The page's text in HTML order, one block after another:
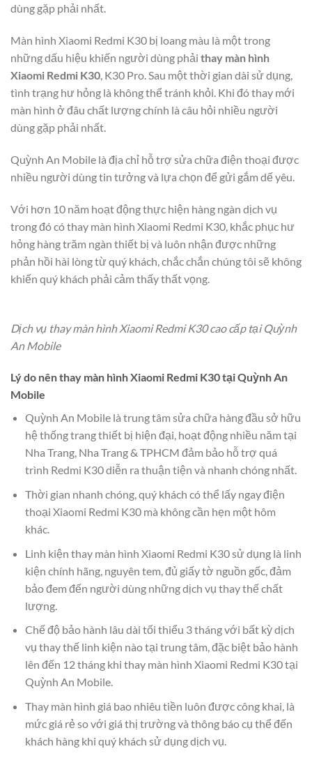
dùng gặp phải nhất.
Màn hình Xiaomi Redmi K30 bị loang màu là một trong
những dấu hiệu khiến người dùng phải thay màn hình
Xiaomi Redmi K30, K30 Pro. Sau một thời gian dài sử dụng,
tình trạng hư hỏng là không thể tránh khỏi. Khi đó thay mới
màn hình ở đâu chất lượng chính là câu hỏi nhiều người
dùng gặp phải nhất.
Quỳnh An Mobile là địa chỉ hỗ trợ sửa chữa điện thoại được
nhiều người dùng tin tưởng và lựa chọn để gửi gắm dế yêu.
Với hơn 10 năm hoạt động thực hiện hàng ngàn dịch vụ
trong đó có thay màn hình Xiaomi Redmi K30, khắc phục hư
hỏng hàng trăm ngàn thiết bị và luôn nhận được những
phản hồi hài lòng từ quý khách, chắc chắn chúng tôi sẽ không
khiến quý khách phải cảm thấy thất vọng.
Dịch vụ thay màn hình Xiaomi Redmi K30 cao cấp tại Quỳnh
An Mobile
Lý do nên thay màn hình Xiaomi Redmi K30 tại Quỳnh An
Mobile
Quỳnh An Mobile là trung tâm sửa chữa hàng đầu sở hữu
hệ thống trang thiết bị hiện đại, hoạt động nhiều năm tại
Nha Trang, Nha Trang & TPHCM đảm bảo hỗ trợ quá
trình Redmi K30 diễn ra thuận tiện và nhanh chóng nhất.
Thời gian nhanh chóng, quý khách có thể lấy ngay điện
thoại Xiaomi Redmi K30 mà không cần hẹn một hôm
khác.
Linh kiện thay màn hình Xiaomi Redmi K30 sử dụng là linh
kiện chính hãng, nguyên tem, đủ giấy tờ nguồn gốc, đảm
bảo đem đến người dùng những dịch vụ thay thế chất
lượng.
Chế độ bảo hành lâu dài tối thiểu 3 tháng với bất kỳ dịch
vụ thay thế linh kiện nào tại trung tâm, đặc biệt bảo hành
lên đến 12 tháng khi thay màn hình Xiaomi Redmi K30 tại
Quỳnh An Mobile.
Thay màn hình giá bao nhiêu tiền luôn được công khai, là
mức giá rẻ so với giá thị trường và thông báo cụ thể đến
khách hàng khi quý khách sử dụng dịch vụ.